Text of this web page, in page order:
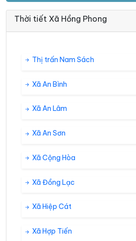
Thời tiết Xã Hồng Phong
Thị trấn Nam Sách
Xã An Bình
Xã An Lâm
Xã An Sơn
Xã Cộng Hòa
Xã Đồng Lạc
Xã Hiệp Cát
Xã Hợp Tiến